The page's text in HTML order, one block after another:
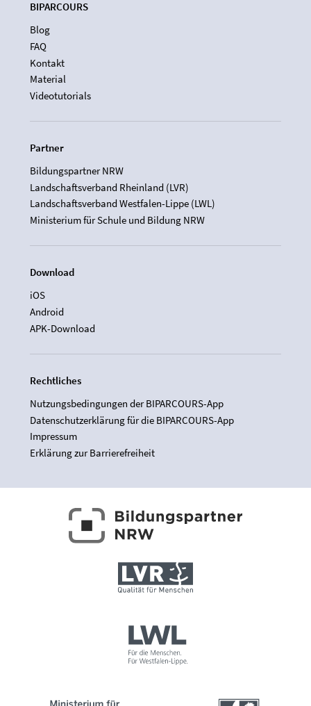
BIPARCOURS
Blog
FAQ
Kontakt
Material
Videotutorials
Partner
Bildungspartner NRW
Landschaftsverband Rheinland (LVR)
Landschaftsverband Westfalen-Lippe (LWL)
Ministerium für Schule und Bildung NRW
Download
iOS
Android
APK-Download
Rechtliches
Nutzungsbedingungen der BIPARCOURS-App
Datenschutzerklärung für die BIPARCOURS-App
Impressum
Erklärung zur Barrierefreiheit